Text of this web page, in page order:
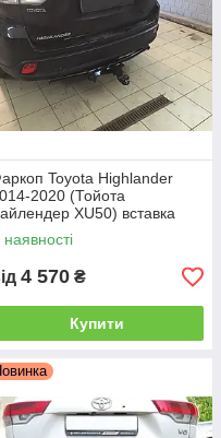
Toyota Highlander
2020 (Тойота
XU50) вставка
наявності
4 570 ₴
Купити